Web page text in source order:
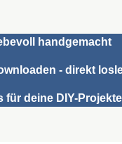
handgemacht
- direkt
für deine DIY-Projekte